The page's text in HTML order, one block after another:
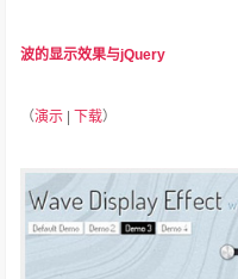
波的显示效果与jQuery
（演示 |下载）